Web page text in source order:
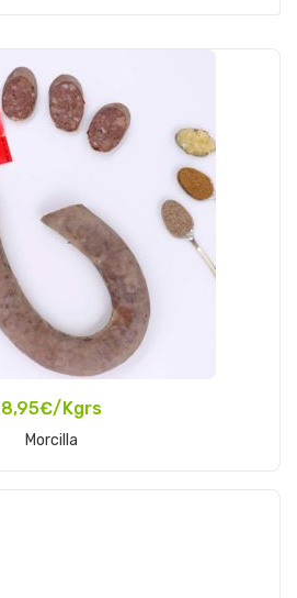
8,95€/Kgrs
Morcilla